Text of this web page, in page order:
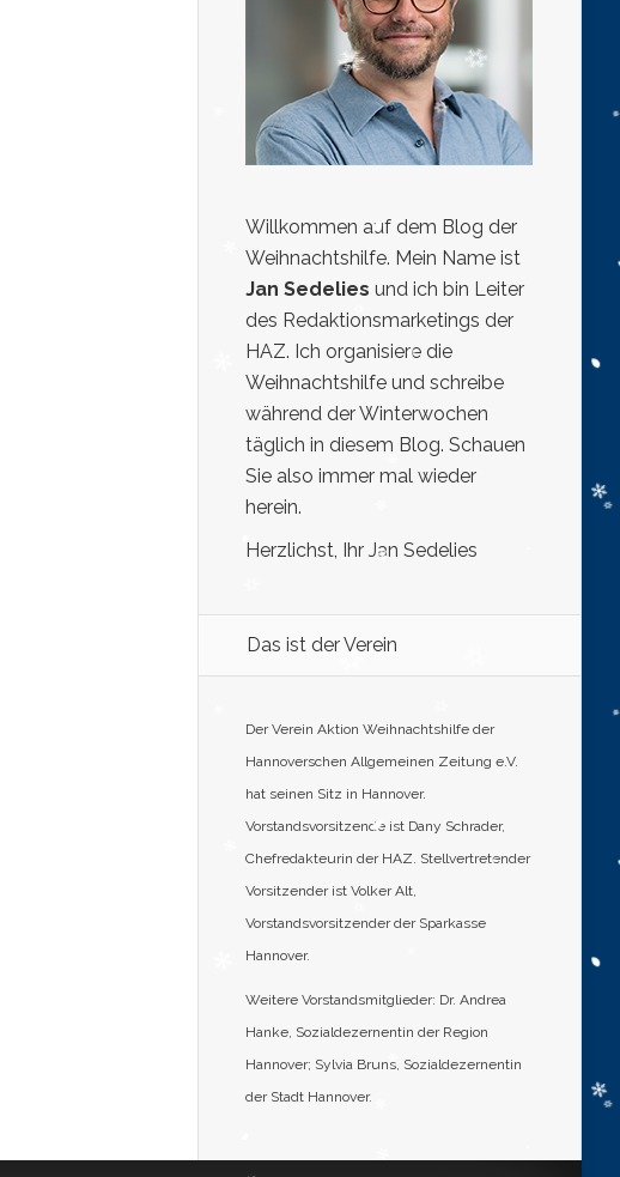
Willkommen auf dem Blog der
Weihnachtshilfe. Mein Name ist
Jan Sedelies und ich bin Leiter
des Redaktionsmarketings der
HAZ. Ich organisiere die
Weihnachtshilfe und schreibe
während der Winterwochen
täglich in diesem Blog. Schauen
Sie also immer mal wieder
herein.
Herzlichst, Ihr Jan Sedelies
Das ist der Verein
Der Verein Aktion Weihnachtshilfe der
Hannoverschen Allgemeinen Zeitung e.V.
hat seinen Sitz in Hannover.
Vorstandsvorsitzende ist Dany Schrader,
Chefredakteurin der HAZ. Stellvertretender
Vorsitzender ist Volker Alt,
Vorstandsvorsitzender der Sparkasse
Hannover.
Weitere Vorstandsmitglieder: Dr. Andrea
Hanke, Sozialdezernentin der Region
Hannover; Sylvia Bruns, Sozialdezernentin
der Stadt Hannover.